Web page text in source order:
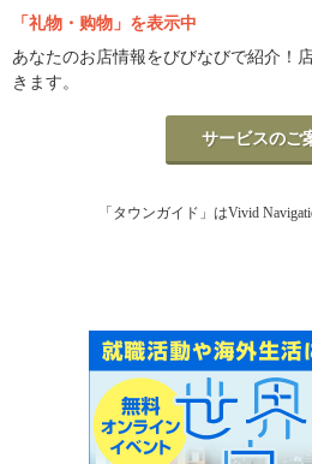
「礼物・购物」を表示中
あなたのお店情報をびびなびで紹介！
きます。
サービスのご
「タウンガイド」はVivid